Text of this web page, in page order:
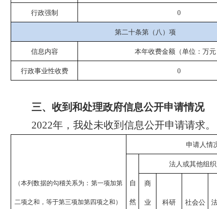
行政强制 0
第二十条第（八）项
信息内容 本年收费金额（单位：万
行政事业性收费 0
三、 收到和处理政府信息公开申请情况
2022年，我处未收到信息公开申请请求。
（本列数据的勾稽关系为：第一项加第
二项之和，等于第三项加第四项之和）
申请人情
自
然
法人或其他组织
商
业 科研 社会公